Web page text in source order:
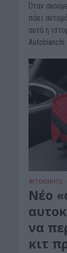
Όταν
πάει
αυτά η
Autobianchi
ΑΥΤΟΚΙΝΗΤΟ •
Νέο
να
κιτ